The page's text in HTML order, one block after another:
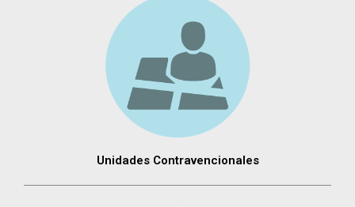
Unidades Contravencionales